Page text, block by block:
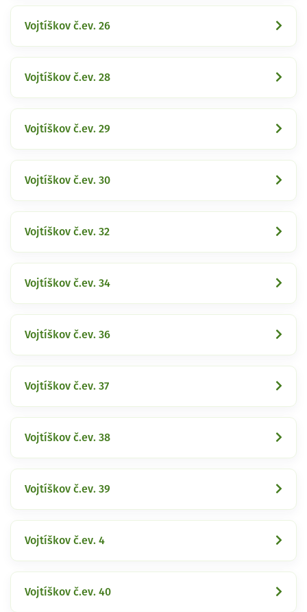
Vojtíškov č.ev. 26
Vojtíškov č.ev. 28
Vojtíškov č.ev. 29
Vojtíškov č.ev. 30
Vojtíškov č.ev. 32
Vojtíškov č.ev. 34
Vojtíškov č.ev. 36
Vojtíškov č.ev. 37
Vojtíškov č.ev. 38
Vojtíškov č.ev. 39
Vojtíškov č.ev. 4
Vojtíškov č.ev. 40